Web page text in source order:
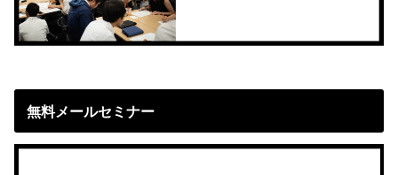
無料メールセミナー